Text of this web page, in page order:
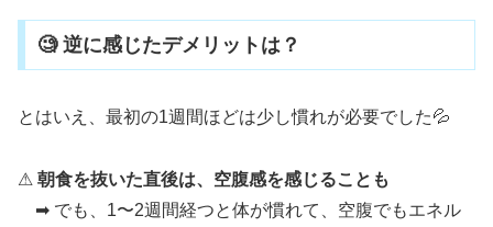
🧐 逆に感じたデメリットは？
とはいえ、最初の1週間ほどは少し慣れが必要でした💦
⚠ 朝食を抜いた直後は、空腹感を感じることも
➡ でも、1〜2週間経つと体が慣れて、空腹でもエネル